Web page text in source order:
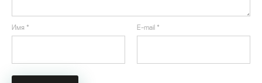
Имя * E-mail *